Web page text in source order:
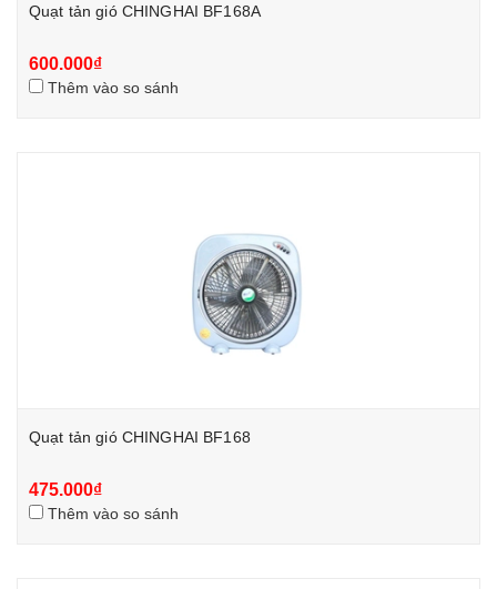
Quạt tản gió CHINGHAI BF168A
600.000₫
Thêm vào so sánh
Quạt tản gió CHINGHAI BF168
475.000₫
Thêm vào so sánh